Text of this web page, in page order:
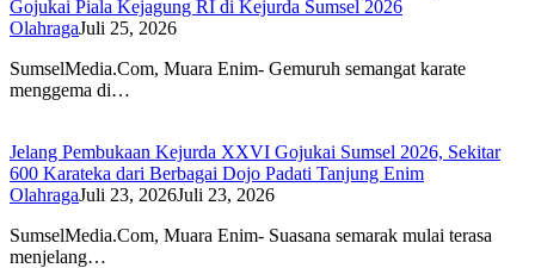
Gojukai Piala Kejagung RI di Kejurda Sumsel 2026
OlahragaJuli 25, 2026
SumselMedia.Com, Muara Enim- Gemuruh semangat karate
menggema di…
Jelang Pembukaan Kejurda XXVI Gojukai Sumsel 2026, Sekitar
600 Karateka dari Berbagai Dojo Padati Tanjung Enim
OlahragaJuli 23, 2026Juli 23, 2026
SumselMedia.Com, Muara Enim- Suasana semarak mulai terasa
menjelang…